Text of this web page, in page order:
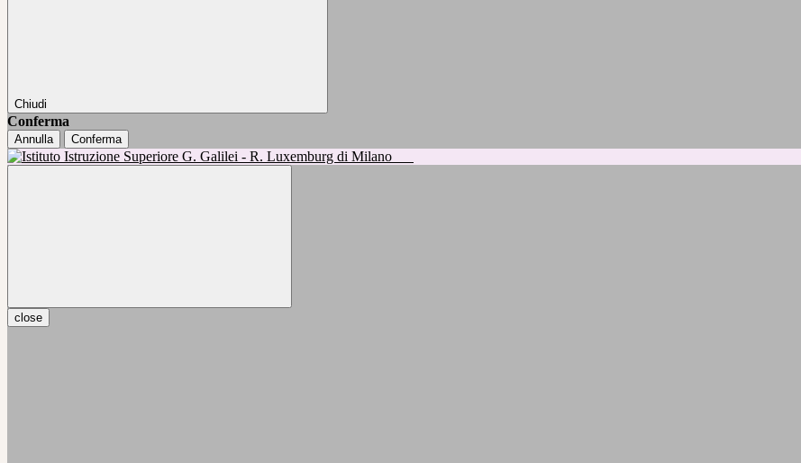
Chiudi
Conferma
Annulla Conferma
close